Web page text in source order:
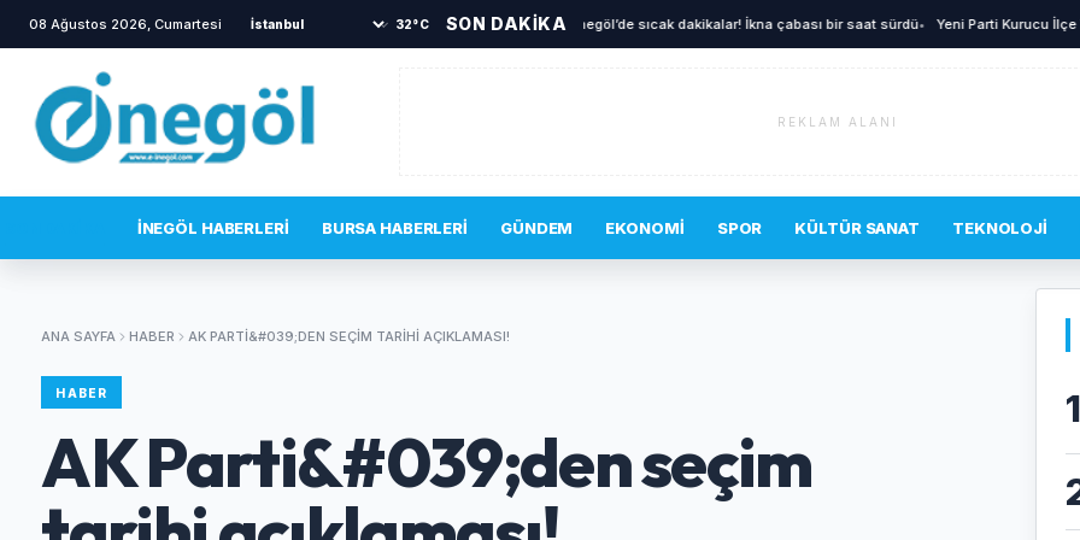
08 Ağustos 2026, Cumartesi 32°C SON DAKİKA
• Yanına gelen sincabı elleriyle besledi• İnegöl’de sıcak dakikalar! İkna çabası bir saat sürdü• Yeni Parti Kurucu İlçe
REKLAM ALANI
İNEGÖL HABERLERI BURSA HABERLERI GÜNDEM EKONOMI SPOR KÜLTÜR SANAT TEKNOLOJI
ANA SAYFA HABER AK PARTI&#039;DEN SEÇIM TARIHI AÇIKLAMASI!
HABER
AK Parti&#039;den seçim
1